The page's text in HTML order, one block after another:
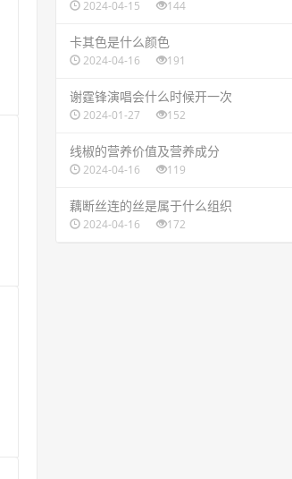
2024-04-15 144
​卡其色是什么颜色
2024-04-16 191
​谢霆锋演唱会什么时候开一次
2024-01-27 152
​线椒的营养价值及营养成分
2024-04-16 119
​藕断丝连的丝是属于什么组织
2024-04-16 172